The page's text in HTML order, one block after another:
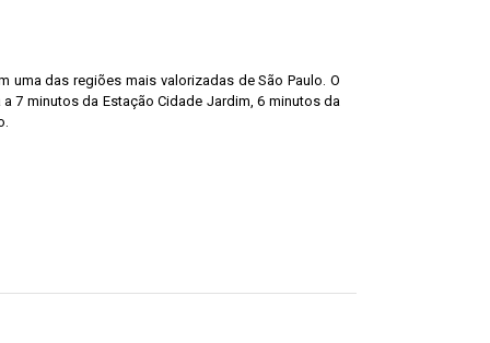
uma das regiões mais valorizadas de São Paulo. O
7 minutos da Estação Cidade Jardim, 6 minutos da